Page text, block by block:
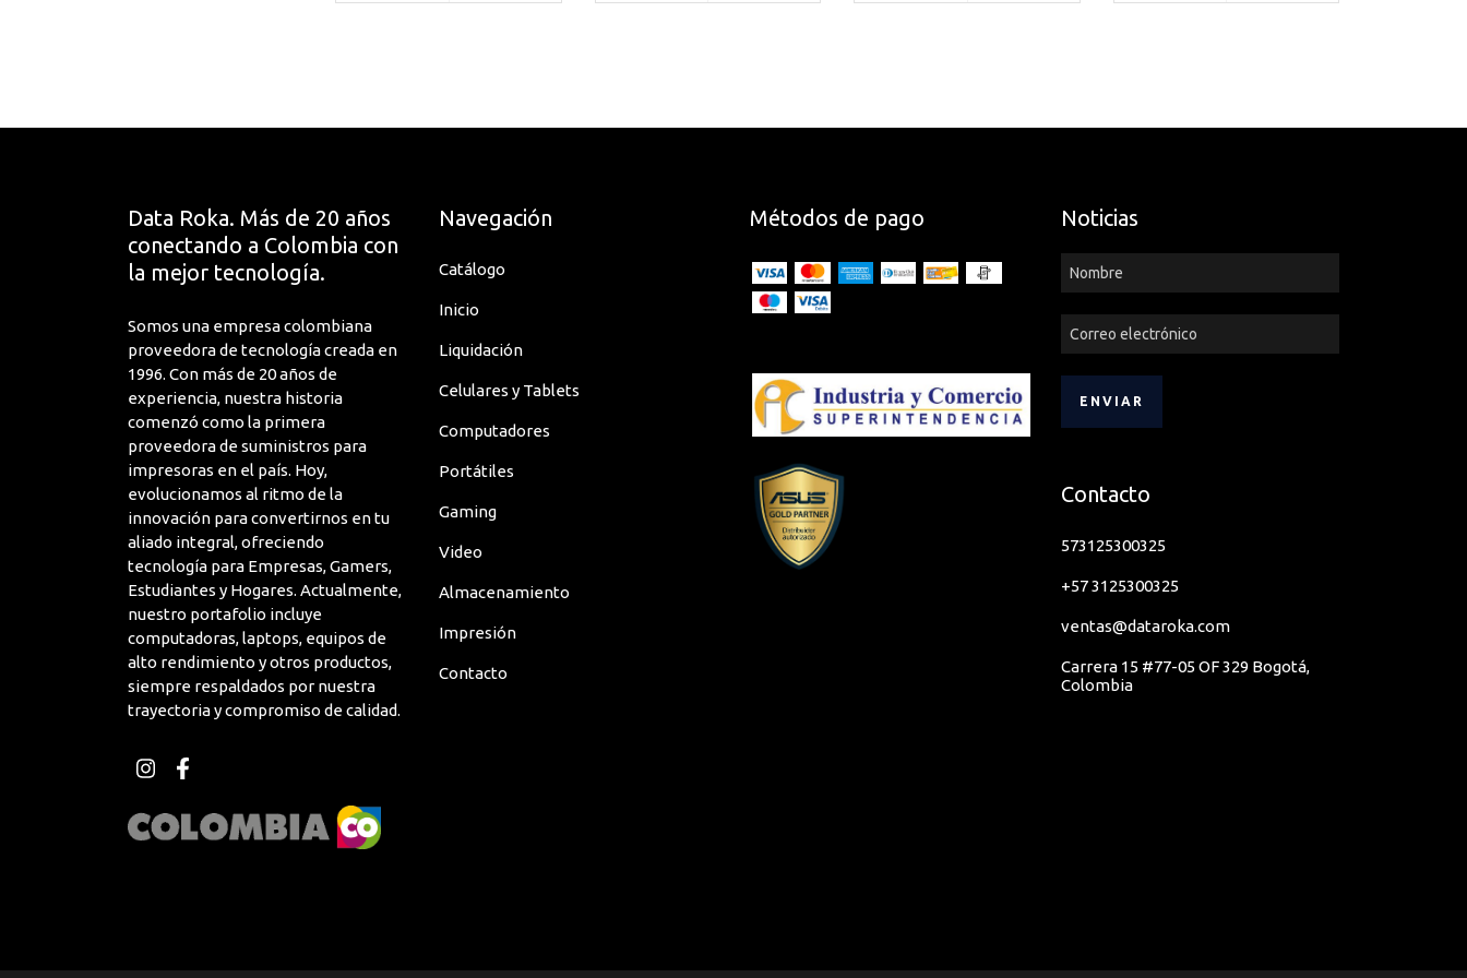
Data Roka. Más de 20 años
conectando a Colombia con
la mejor tecnología.
Somos una empresa colombiana
proveedora de tecnología creada en
1996. Con más de 20 años de
experiencia, nuestra historia
comenzó como la primera
proveedora de suministros para
impresoras en el país. Hoy,
evolucionamos al ritmo de la
innovación para convertirnos en tu
aliado integral, ofreciendo
tecnología para Empresas, Gamers,
Estudiantes y Hogares. Actualmente,
nuestro portafolio incluye
computadoras, laptops, equipos de
alto rendimiento y otros productos,
siempre respaldados por nuestra
trayectoria y compromiso de calidad.
Navegación
Catálogo
Inicio
Liquidación
Celulares y Tablets
Computadores
Portátiles
Gaming
Video
Almacenamiento
Impresión
Contacto
Métodos de pago Noticias
Contacto
573125300325
+57 3125300325
ventas@dataroka.com
Carrera 15 #77-05 OF 329 Bogotá,
Colombia